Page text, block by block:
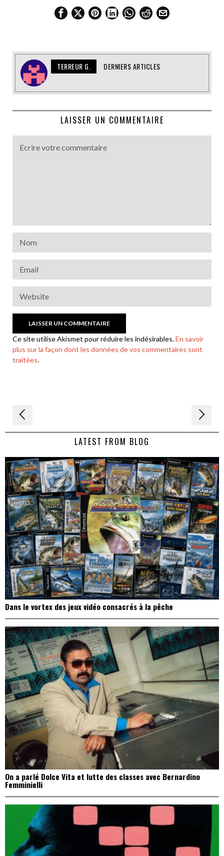
TERREUR G. DERNIERS ARTICLES
LAISSER UN COMMENTAIRE
Ce site utilise Akismet pour réduire les indésirables.En savoir
plus sur la façon dont les données de vos commentaires sont
traitées.
Navigation
de LATEST FROM BLOG
Dans le vortex des jeux vidéo consacrés à la pêche
On a parlé Dolce Vita et lutte des classes avec Bernardino
Femminielli